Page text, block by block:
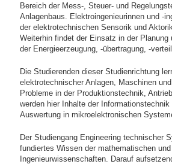
Bereich der Mess-, Steuer- und
Anlagenbaus. Elektroingenieurinnen und -
der elektrotechnischen Sensorik und
Weiterhin findet der Einsatz in der
der Energieerzeugung, -übertragung, -
Die Studierenden dieser Studienrichtung
elektrotechnischer Anlagen, Maschinen
Probleme in der Produktionstechnik,
werden hier Inhalte der
Auswertung in mikroelektronischen
Der Studiengang Engineering technischer
fundiertes Wissen der mathematischen
Ingenieurwissenschaften. Darauf